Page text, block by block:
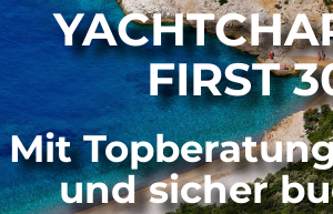
FIRST
Mit
und sicher